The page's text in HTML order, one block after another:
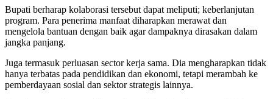
Bupati berharap kolaborasi tersebut dapat meliputi; keberlanjutan
program. Para penerima manfaat diharapkan merawat dan
mengelola bantuan dengan baik agar dampaknya dirasakan dalam
jangka panjang.
Juga termasuk perluasan sector kerja sama. Dia mengharapkan tidak
hanya terbatas pada pendidikan dan ekonomi, tetapi merambah ke
pemberdayaan sosial dan sektor strategis lainnya.